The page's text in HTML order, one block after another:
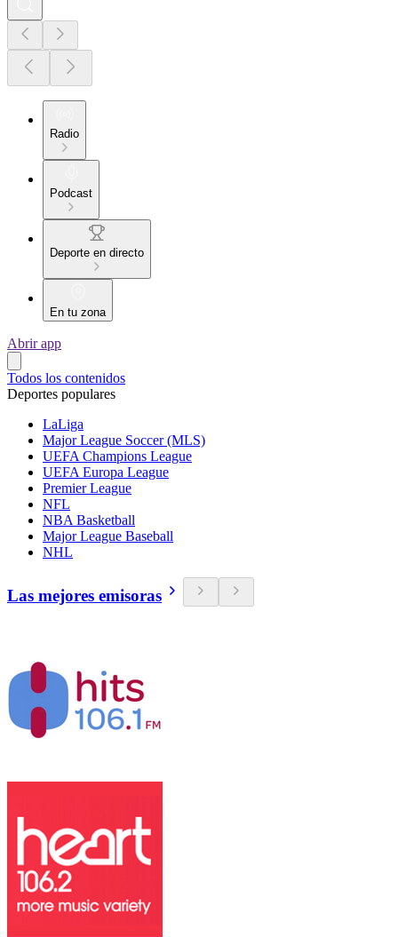
Radio
Podcast
Deporte en directo
En tu zona
Abrir app
Todos los contenidos
Deportes populares
LaLiga
Major League Soccer (MLS)
UEFA Champions League
UEFA Europa League
Premier League
NFL
NBA Basketball
Major League Baseball
NHL
Las mejores emisoras